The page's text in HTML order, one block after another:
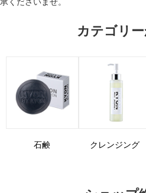
承くださいませ。
カテゴリ
石鹸 クレンジング